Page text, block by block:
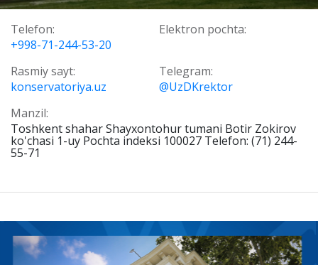
Telefon:
+998-71-244-53-20
Elektron pochta:
Rasmiy sayt:
konservatoriya.uz
Telegram:
@UzDKrektor
Manzil:
Toshkent shahar Shayxontohur tumani Botir Zokirov
ko'chasi 1-uy Pochta indeksi 100027 Telefon: (71) 244-
55-71